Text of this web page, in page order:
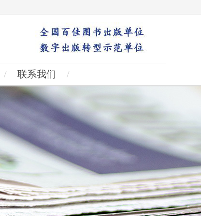
/ 联系我们 /